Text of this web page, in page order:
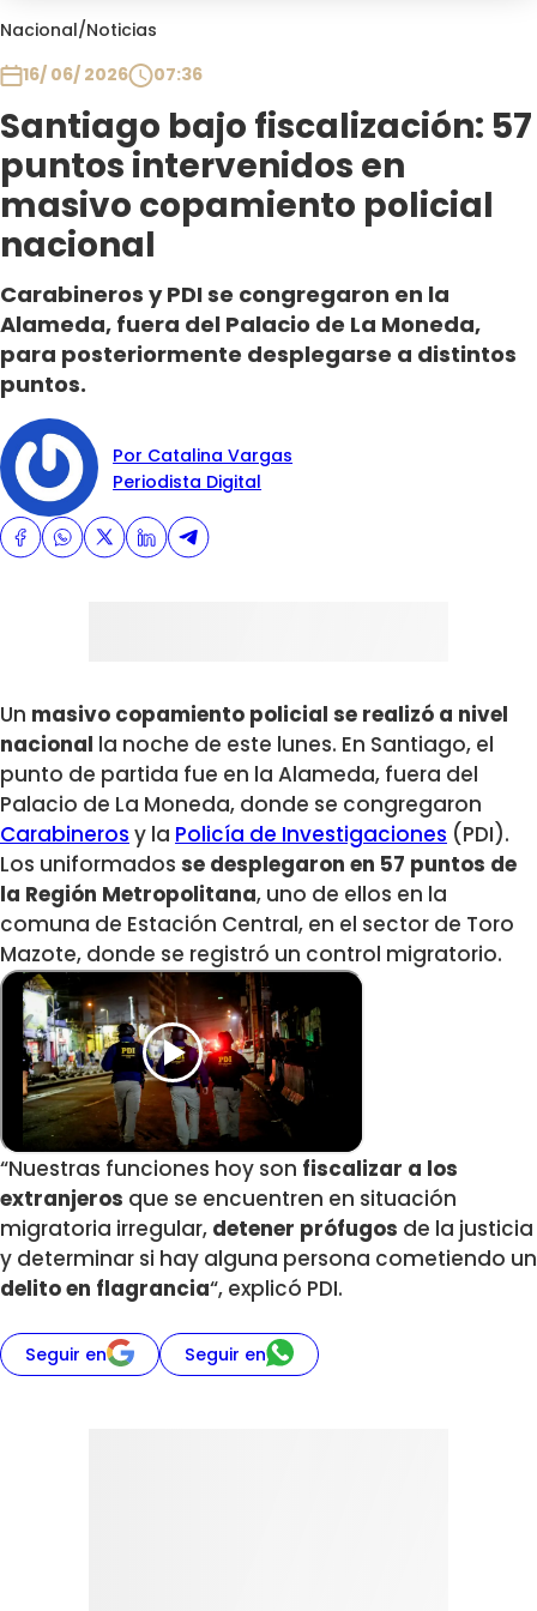
Nacional/Noticias
16/ 06/ 2026
07:36
Santiago bajo fiscalización: 57
puntos intervenidos en
masivo copamiento policial
nacional
Carabineros y PDI se congregaron en la
Alameda, fuera del Palacio de La Moneda,
para posteriormente desplegarse a distintos
puntos.
Por Catalina Vargas
Periodista Digital
Un masivo copamiento policial se realizó a nivel
nacional la noche de este lunes. En Santiago, el
punto de partida fue en la Alameda, fuera del
Palacio de La Moneda, donde se congregaron
Carabineros y la Policía de Investigaciones (PDI).
Los uniformados se desplegaron en 57 puntos de
la Región Metropolitana, uno de ellos en la
comuna de Estación Central, en el sector de Toro
Mazote, donde se registró un control migratorio.
“Nuestras funciones hoy son fiscalizar a los
extranjeros que se encuentren en situación
migratoria irregular, detener prófugos de la justicia
y determinar si hay alguna persona cometiendo un
delito en flagrancia“, explicó PDI.
Seguir en Seguir en
Club De La Comedia
Plan Perfecto
El Tiempo
Sabingo
Todos Los Programas